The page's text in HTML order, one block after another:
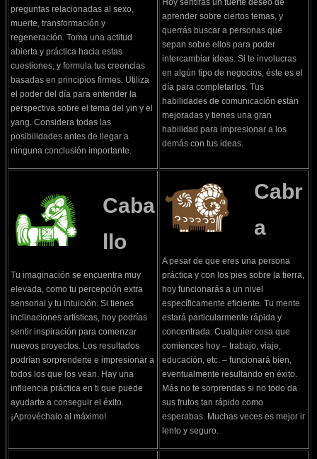
preguntas relacionadas al sexo,
muerte, transformación y
regeneración. Toma una actitud
abierta y práctica hacia estas
cuestiones, y formula tus creencias
basadas en principios firmes. Utiliza
el poder del día para entender la
perspectiva sobre el tema del yin y el
yang. Considera todas las
posibilidades antes de llegar a
ninguna conclusión importante.
Hoy sentirás un fuerte deseo de
aprender sobre ciertos temas, y
querrás buscar a personas que
sepan sobre ellos para poder
intercambiar ideas. Si te involucras
en algún tipo de negocios, éste es el
día para completarlos. Tus
habilidades de comunicación están
mejoradas y tienes una gran
habilidad para impresionar a los
demás con tus ideas.
Caba
llo
Tu imaginación se encuentra muy
elevada, como tu percepción extra
sensorial y tu intuición. Si tienes
inclinaciones artísticas, hoy podrías
sentir inspiración para comenzar
nuevos proyectos. Los resultados
podrían sorprenderte e impresionar a
todos los que los vean. Hay una
influencia práctica en ti que puede
ayudarte a conseguir el éxito.
¡Aprovéchalo al máximo!
Cabr
a
A pesar de que eres una persona
práctica y con los pies sobre la tierra,
hoy funcionarás a un nivel
específicamente eficiente. Tu mente
estará particularmente rápida y
concentrada. Cualquier cosa que
comiences hoy – trabajo, viaje,
educación, etc. – funcionará bien,
eventualmente resultando en éxito.
Más no te sorprendas si no todo da
sus frutos tan rápido como
esperabas. Muchas veces es mejor ir
lento y seguro.